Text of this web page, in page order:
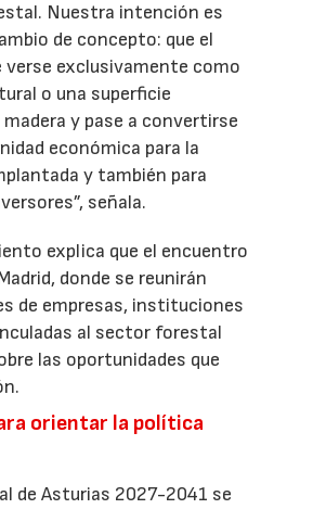
Nuestra intención es
de concepto: que el
verse exclusivamente como
o una superficie
y pase a convertirse
económica para la
y también para
señala.
explica que el encuentro
donde se reunirán
de empresas, instituciones
al sector forestal
las oportunidades que
orientar la política
de Asturias 2027-2041 se